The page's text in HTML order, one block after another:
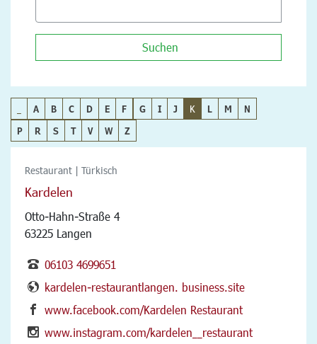
Suchen
A B C D E F G I J K L M
N
P
R S T V W Z
Restaurant | Türkisch
Kardelen
Otto-Hahn-Straße 4
63225 Langen
06103 4699651
kardelen-restaurantlangen. business.site
www.facebook.com/Kardelen Restaurant
www.instagram.com/kardelen__restaurant